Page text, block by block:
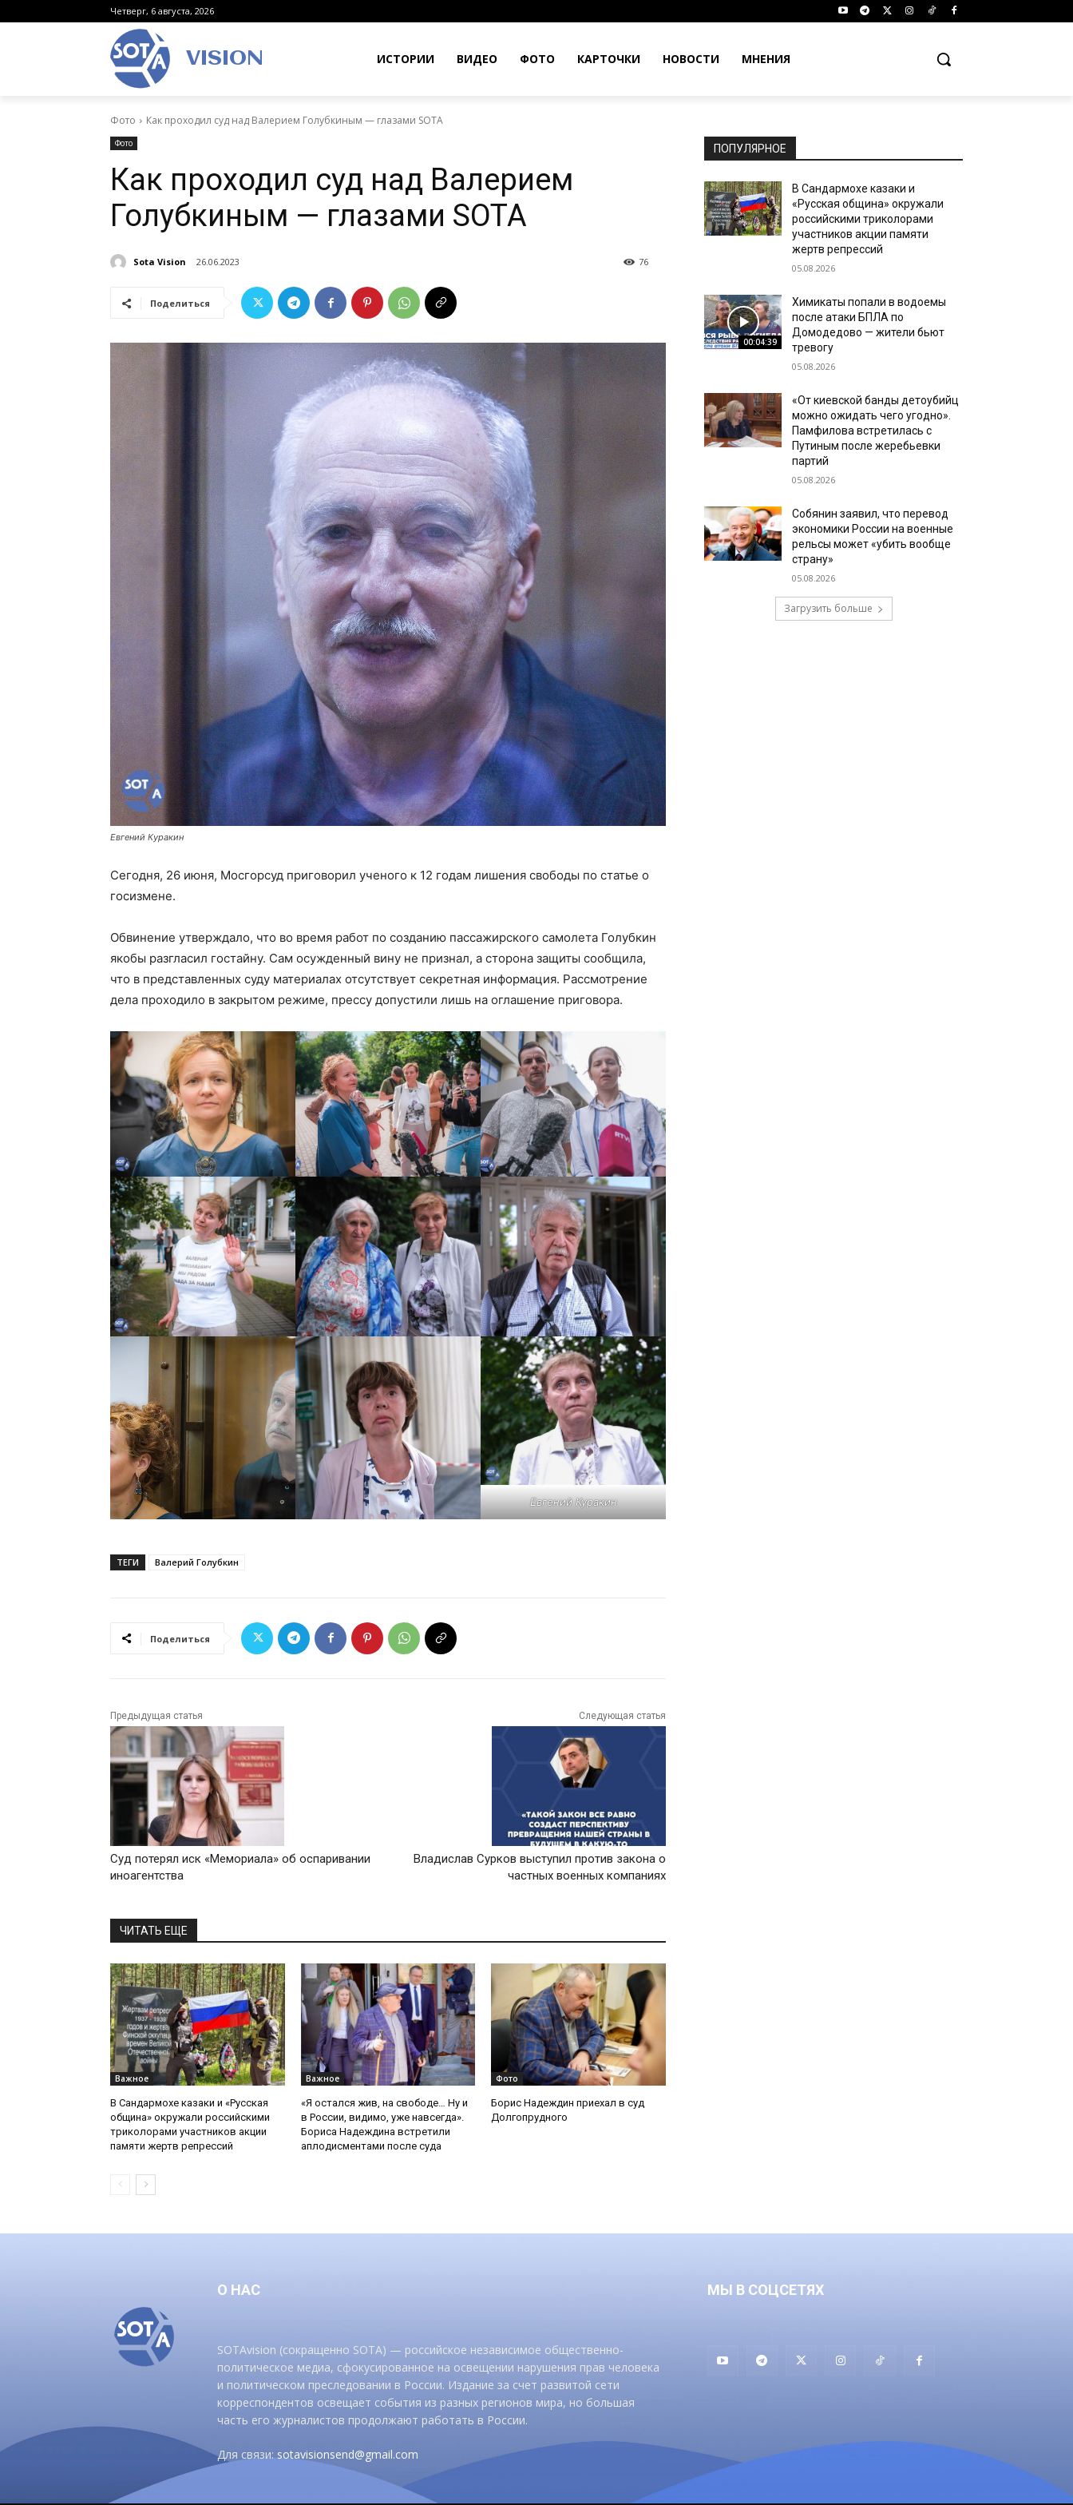
Четверг, 6 августа, 2026
VISION ИСТОРИИ ВИДЕО ФОТО КАРТОЧКИ НОВОСТИ МНЕНИЯ
Фото Как проходил суд над Валерием Голубкиным — глазами SOTA
Фото
Как проходил суд над Валерием
Голубкиным — глазами SOTA
Sota Vision 26.06.2023 76
Поделиться
Евгений Куракин
Сегодня, 26 июня, Мосгорсуд приговорил ученого к 12 годам лишения свободы по статье о
госизмене.
Обвинение утверждало, что во время работ по созданию пассажирского самолета Голубкин
якобы разгласил гостайну. Сам осужденный вину не признал, а сторона защиты сообщила,
что в представленных суду материалах отсутствует секретная информация. Рассмотрение
дела проходило в закрытом режиме, прессу допустили лишь на оглашение приговора.
Евгений Куракин
ТЕГИ Валерий Голубкин
Поделиться
Предыдущая статья
Суд потерял иск «Мемориала» об оспаривании
иноагентства
Следующая статья
Владислав Сурков выступил против закона о
частных военных компаниях
ЧИТАТЬ ЕЩЕ
Важное
В Сандармохе казаки и «Русская
община» окружали российскими
триколорами участников акции
памяти жертв репрессий
Важное
«Я остался жив, на свободе… Ну и
в России, видимо, уже навсегда».
Бориса Надеждина встретили
аплодисментами после суда
Фото
Борис Надеждин приехал в суд
Долгопрудного
ПОПУЛЯРНОЕ
В Сандармохе казаки и
«Русская община» окружали
российскими триколорами
участников акции памяти
жертв репрессий
05.08.2026
00:04:39
Химикаты попали в водоемы
после атаки БПЛА по
Домодедово — жители бьют
тревогу
05.08.2026
«От киевской банды детоубийц
можно ожидать чего угодно».
Памфилова встретилась с
Путиным после жеребьевки
партий
05.08.2026
Собянин заявил, что перевод
экономики России на военные
рельсы может «убить вообще
страну»
05.08.2026
Загрузить больше
О НАС
SOTAvision (сокращенно SOTA) — российское независимое общественно-
политическое медиа, сфокусированное на освещении нарушения прав человека
и политическом преследовании в России. Издание за счет развитой сети
корреспондентов освещает события из разных регионов мира, но большая
часть его журналистов продолжают работать в России.
Для связи: sotavisionsend@gmail.com
МЫ В СОЦСЕТЯХ